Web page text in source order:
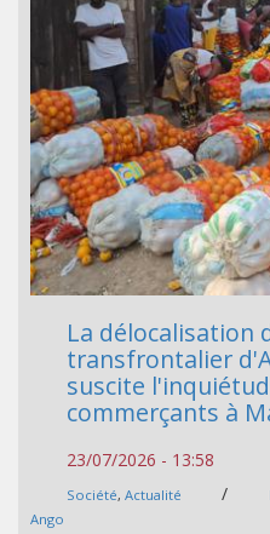
La délocalisation
transfrontalier
suscite
commerçants à
23/07/2026 - 13:58
Société, Actualité /
Ango